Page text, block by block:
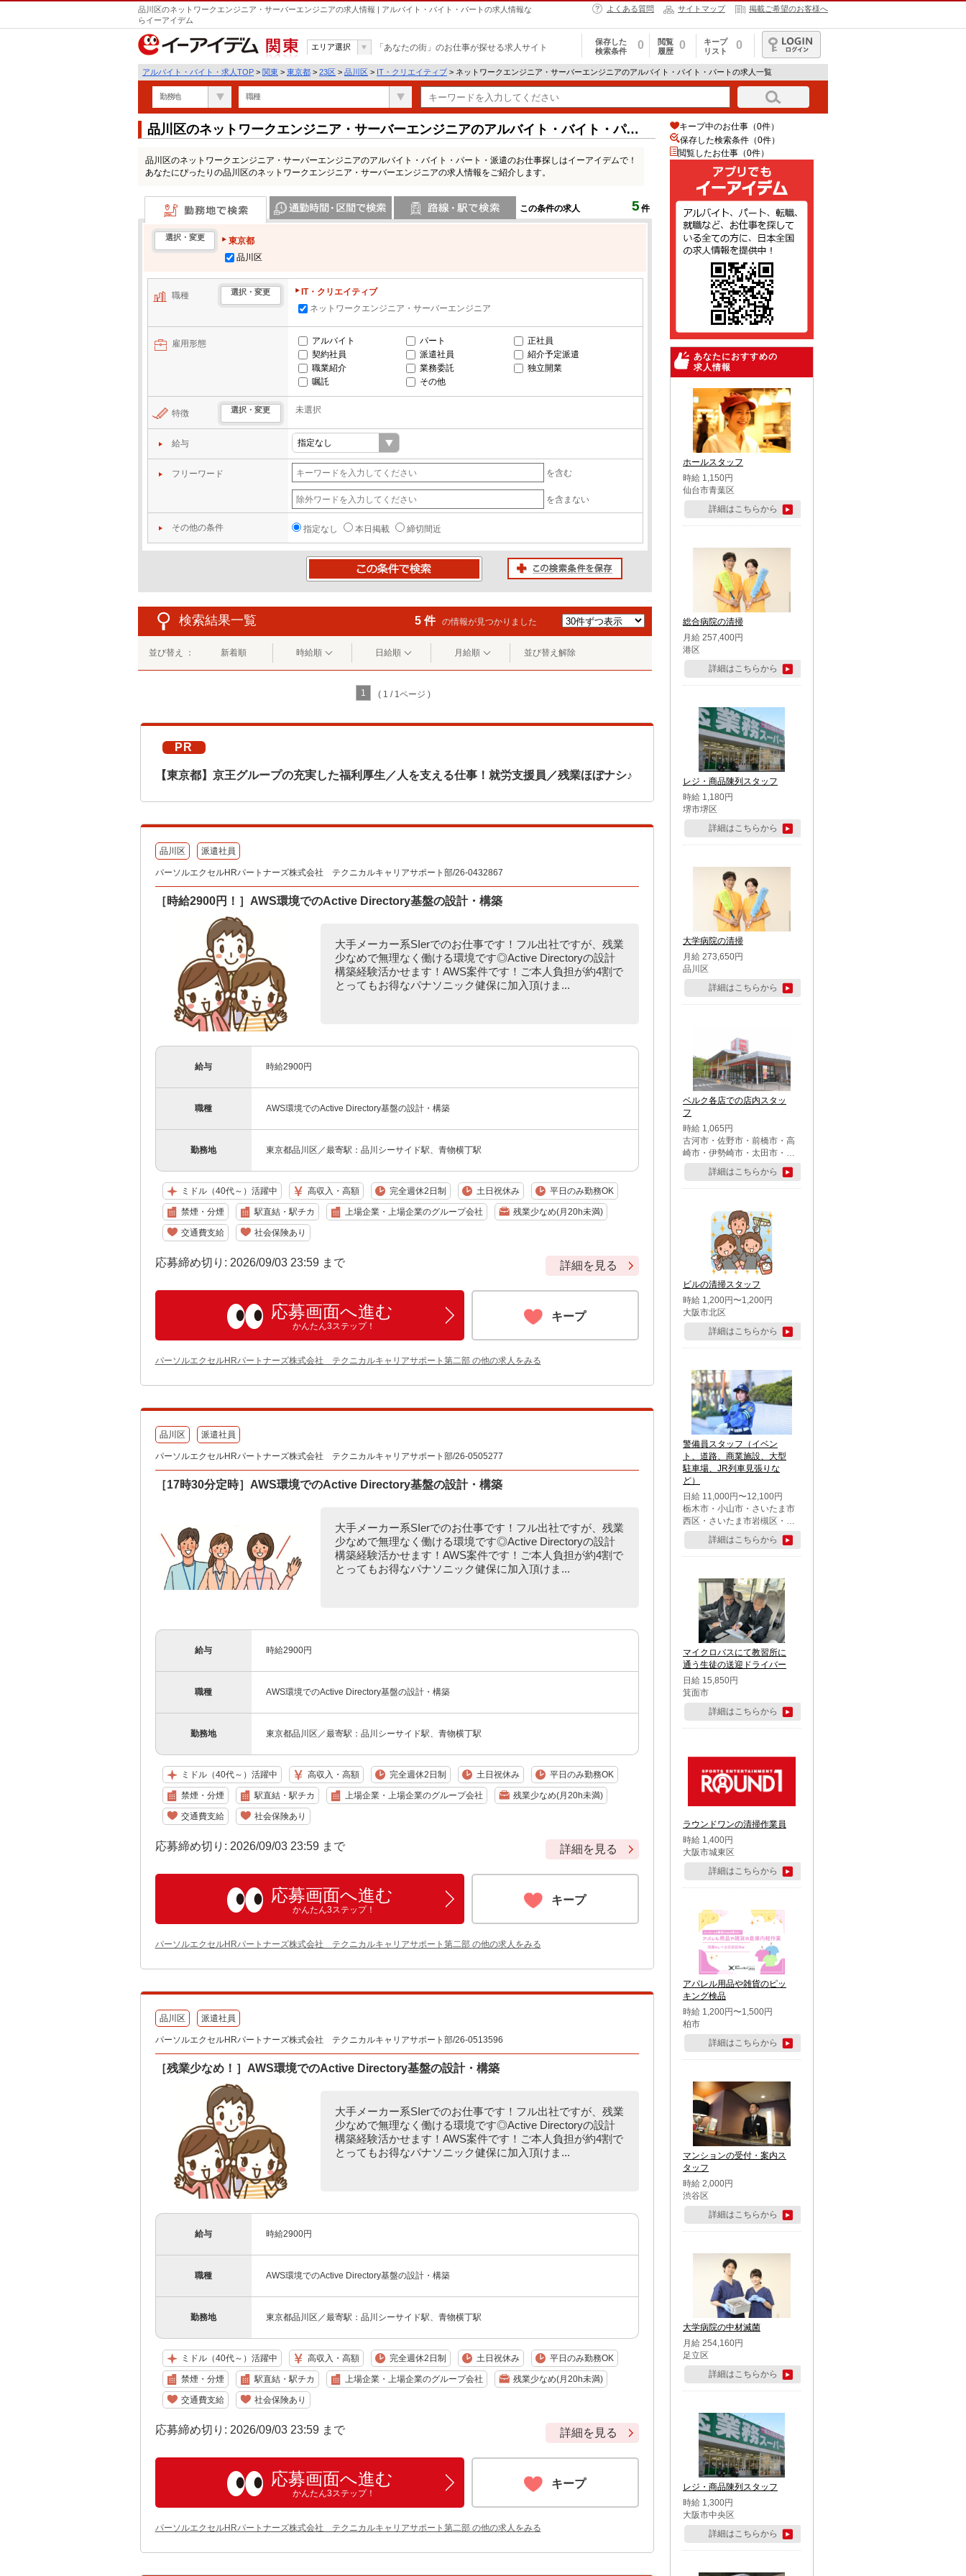
品川区のネットワークエンジニア・サーバーエンジニアの求人情報 | アルバイト・バイト・パートの求人情報な
らイーアイデム
よくある質問 サイトマップ 掲載ご希望のお客様へ
関東
エリア選択 「あなたの街」のお仕事が探せる求人サイト
保存した
検索条件
0
閲覧
履歴
0
キープ
リスト
0
ログイン
アルバイト・バイト・求人TOP > 関東 > 東京都 > 23区 > 品川区 > IT・クリエイティブ > ネットワークエンジニア・サーバーエンジニアのアルバイト・バイト・パートの求人一覧
勤務地 職種
品川区のネットワークエンジニア・サーバーエンジニアのアルバイト・バイト・パー
品川区のネットワークエンジニア・サーバーエンジニアのアルバイト・バイト・パート・派遣のお仕事探しはイーアイデムで！
あなたにぴったりの品川区のネットワークエンジニア・サーバーエンジニアの求人情報をご紹介します。
この条件の求人 5 件
勤務地で検索
選択・変更
東京都
品川区
職種 選択・変更
IT・クリエイティブ
ネットワークエンジニア・サーバーエンジニア
雇用形態 アルバイト パート
正社員
契約社員
派遣社員
紹介予定派遣
職業紹介
業務委託
独立開業
嘱託
その他
特徴 選択・変更 未選択
給与
フリーワード を含む
を含まない
その他の条件 指定なし 本日掲載 締切間近
検索結果一覧 5 件 の情報が見つかりました
並び替え ： 新着順 時給順 日給順 月給順 並び替え解除
1 ( 1 / 1ページ )
PR
【東京都】京王グループの充実した福利厚生／人を支える仕事！就労支援員／残業ほぼナシ♪
品川区 派遣社員
パーソルエクセルHRパートナーズ株式会社 テクニカルキャリアサポート部/26-0432867
［時給2900円！］AWS環境でのActive Directory基盤の設計・構築
大手メーカー系SIerでのお仕事です！フル出社ですが、残業
少なめで無理なく働ける環境です◎Active Directoryの設計
構築経験活かせます！AWS案件です！ご本人負担が約4割で
とってもお得なパナソニック健保に加入頂けま...
給与 時給2900円
職種 AWS環境でのActive Directory基盤の設計・構築
勤務地 東京都品川区／最寄駅：品川シーサイド駅、青物横丁駅
ミドル（40代～）活躍中 高収入・高額 完全週休2日制 土日祝休み 平日のみ勤務OK
禁煙・分煙 駅直結・駅チカ 上場企業・上場企業のグループ会社 残業少なめ(月20h未満)
交通費支給 社会保険あり
応募締め切り: 2026/09/03 23:59 まで 詳細を見る
応募画面へ進む
かんたん3ステップ！
キープ
パーソルエクセルHRパートナーズ株式会社 テクニカルキャリアサポート第二部 の他の求人をみる
品川区 派遣社員
パーソルエクセルHRパートナーズ株式会社 テクニカルキャリアサポート部/26-0505277
［17時30分定時］AWS環境でのActive Directory基盤の設計・構築
大手メーカー系SIerでのお仕事です！フル出社ですが、残業
少なめで無理なく働ける環境です◎Active Directoryの設計
構築経験活かせます！AWS案件です！ご本人負担が約4割で
とってもお得なパナソニック健保に加入頂けま...
給与 時給2900円
職種 AWS環境でのActive Directory基盤の設計・構築
勤務地 東京都品川区／最寄駅：品川シーサイド駅、青物横丁駅
ミドル（40代～）活躍中 高収入・高額 完全週休2日制 土日祝休み 平日のみ勤務OK
禁煙・分煙 駅直結・駅チカ 上場企業・上場企業のグループ会社 残業少なめ(月20h未満)
交通費支給 社会保険あり
応募締め切り: 2026/09/03 23:59 まで 詳細を見る
応募画面へ進む
かんたん3ステップ！
キープ
パーソルエクセルHRパートナーズ株式会社 テクニカルキャリアサポート第二部 の他の求人をみる
品川区 派遣社員
パーソルエクセルHRパートナーズ株式会社 テクニカルキャリアサポート部/26-0513596
［残業少なめ！］AWS環境でのActive Directory基盤の設計・構築
大手メーカー系SIerでのお仕事です！フル出社ですが、残業
少なめで無理なく働ける環境です◎Active Directoryの設計
構築経験活かせます！AWS案件です！ご本人負担が約4割で
とってもお得なパナソニック健保に加入頂けま...
給与 時給2900円
職種 AWS環境でのActive Directory基盤の設計・構築
勤務地 東京都品川区／最寄駅：品川シーサイド駅、青物横丁駅
ミドル（40代～）活躍中 高収入・高額 完全週休2日制 土日祝休み 平日のみ勤務OK
禁煙・分煙 駅直結・駅チカ 上場企業・上場企業のグループ会社 残業少なめ(月20h未満)
交通費支給 社会保険あり
応募締め切り: 2026/09/03 23:59 まで 詳細を見る
応募画面へ進む
かんたん3ステップ！
キープ
パーソルエクセルHRパートナーズ株式会社 テクニカルキャリアサポート第二部 の他の求人をみる
キープ中のお仕事（0件）
保存した検索条件（0件）
閲覧したお仕事（0件）
あなたにおすすめの
求人情報
ホールスタッフ
時給 1,150円
仙台市青葉区
詳細はこちらから
総合病院の清掃
月給 257,400円
港区
詳細はこちらから
レジ・商品陳列スタッフ
時給 1,180円
堺市堺区
詳細はこちらから
大学病院の清掃
月給 273,650円
品川区
詳細はこちらから
ベルク各店での店内スタッ
フ
時給 1,065円
古河市・佐野市・前橋市・高
崎市・伊勢崎市・太田市・館
林市・藤岡市・大泉町・さい
たま市北区・川越市・熊谷
市・行田市・秩父市・所沢
市・鶴ケ島市・千葉市中央
区・市川市・松戸市・習志野
市・柏市・流山市・八千代
市・足立区・江戸川区・八王
子市・町田市
詳細はこちらから
ビルの清掃スタッフ
時給 1,200円〜1,200円
大阪市北区
詳細はこちらから
警備員スタッフ（イベン
ト、道路、商業施設、大型
駐車場、JR列車見張りな
ど）
日給 11,000円〜12,100円
栃木市・小山市・さいたま市
西区・さいたま市岩槻区・久
喜市・蓮田市
詳細はこちらから
マイクロバスにて教習所に
通う生徒の送迎ドライバー
日給 15,850円
箕面市
詳細はこちらから
ラウンドワンの清掃作業員
時給 1,400円
大阪市城東区
詳細はこちらから
アパレル用品や雑貨のピッ
キング検品
時給 1,200円〜1,500円
柏市
詳細はこちらから
マンションの受付・案内ス
タッフ
時給 2,000円
渋谷区
詳細はこちらから
大学病院の中材滅菌
月給 254,160円
足立区
詳細はこちらから
レジ・商品陳列スタッフ
時給 1,300円
大阪市中央区
詳細はこちらから